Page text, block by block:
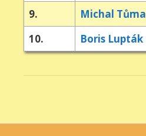
9.
Michal Tůma
10.
Boris Lupták